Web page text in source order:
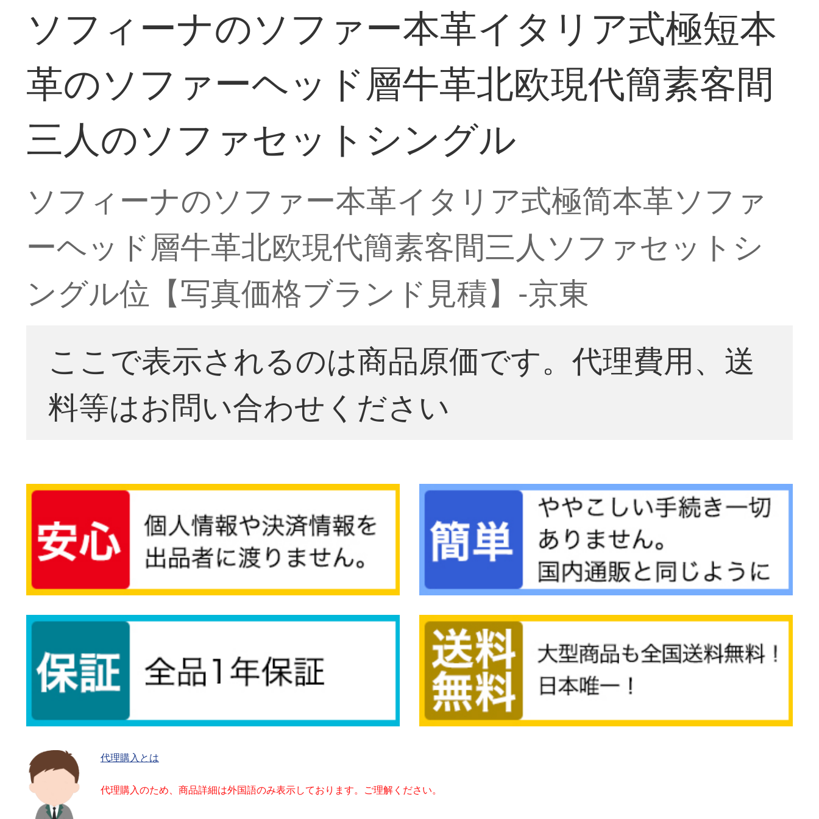
ソフィーナのソファー本革イタリア式極短本
革のソファーヘッド層牛革北欧現代簡素客間
三人のソファセットシングル
ソフィーナのソファー本革イタリア式極简本革ソファ
ーヘッド層牛革北欧現代簡素客間三人ソファセットシ
ングル位【写真価格ブランド見積】-京東
ここで表示されるのは商品原価です。代理費用、送
料等はお問い合わせください
代理購入とは
代理購入のため、商品詳細は外国語のみ表示しております。ご理解ください。